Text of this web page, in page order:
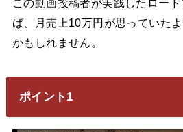
この動画投稿者が実践したロー
ば、月売上10万円が思っていた
かもしれません。
ポイント1